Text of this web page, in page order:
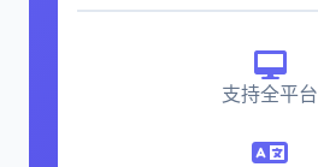
支持全平台